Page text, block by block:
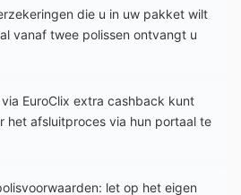
die u in uw pakket wilt
vanaf twee polissen ontvangt u
EuroClix extra cashback kunt
het afsluitproces via hun portaal te
let op het eigen